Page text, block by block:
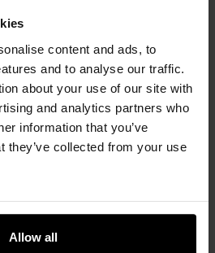
content and ads, to
and to analyse our traffic.
about your use of our site with
and analytics partners who
information that you’ve
they’ve collected from your use
Allow all
3X AAA АБО
NIMH/NICD
батарейки AAA
акумулятори,
зарядки.
джерело енергії
акумуляторів
під час тривалих